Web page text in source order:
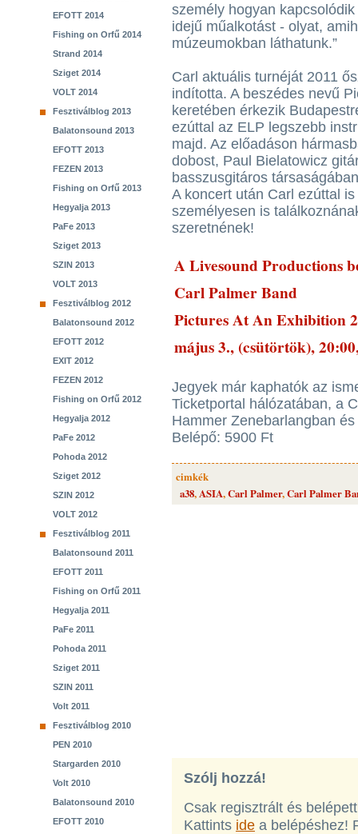
EFOTT 2014
Fishing on Orfű 2014
Strand 2014
Sziget 2014
VOLT 2014
Fesztiválblog 2013
Balatonsound 2013
EFOTT 2013
FEZEN 2013
Fishing on Orfű 2013
Hegyalja 2013
PaFe 2013
Sziget 2013
SZIN 2013
VOLT 2013
Fesztiválblog 2012
Balatonsound 2012
EFOTT 2012
EXIT 2012
FEZEN 2012
Fishing on Orfű 2012
Hegyalja 2012
PaFe 2012
Pohoda 2012
Sziget 2012
SZIN 2012
VOLT 2012
Fesztiválblog 2011
Balatonsound 2011
EFOTT 2011
Fishing on Orfű 2011
Hegyalja 2011
PaFe 2011
Pohoda 2011
Sziget 2011
SZIN 2011
Volt 2011
Fesztiválblog 2010
PEN 2010
Stargarden 2010
Volt 2010
Balatonsound 2010
EFOTT 2010
személy hogyan
idejű műalkotást - olyat,
múzeumokban láthatunk.”
Carl aktuális turnéját 2011
indította. A beszédes nevű
keretében érkezik
ezúttal az ELP legszebb
majd. Az előadáson
dobost, Paul Bielatowicz
basszusgitáros
A koncert után Carl ezúttal
személyesen is
szeretnének!
A Livesound Productions
Carl Palmer Band
Pictures At An Exhibition
május 3., (csütörtök),
Jegyek már kaphatók az
Ticketportal hálózatában, a
Hammer Zenebarlangban
Belépő: 5900 Ft
cimkék
a38,ASIA,Carl Palmer,Carl Palmer
Szólj hozzá!
Csak regisztrált és
Kattints ide a belépéshez!